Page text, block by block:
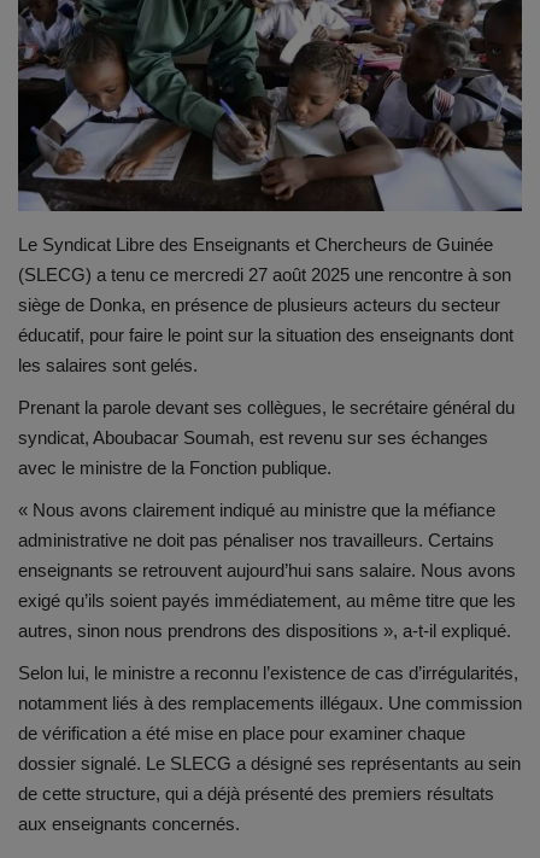
Le Syndicat Libre des Enseignants et Chercheurs de Guinée
(SLECG) a tenu ce mercredi 27 août 2025 une rencontre à son
siège de Donka, en présence de plusieurs acteurs du secteur
éducatif, pour faire le point sur la situation des enseignants dont
les salaires sont gelés.
Prenant la parole devant ses collègues, le secrétaire général du
syndicat, Aboubacar Soumah, est revenu sur ses échanges
avec le ministre de la Fonction publique.
« Nous avons clairement indiqué au ministre que la méfiance
administrative ne doit pas pénaliser nos travailleurs. Certains
enseignants se retrouvent aujourd’hui sans salaire. Nous avons
exigé qu’ils soient payés immédiatement, au même titre que les
autres, sinon nous prendrons des dispositions », a-t-il expliqué.
Selon lui, le ministre a reconnu l’existence de cas d’irrégularités,
notamment liés à des remplacements illégaux. Une commission
de vérification a été mise en place pour examiner chaque
dossier signalé. Le SLECG a désigné ses représentants au sein
de cette structure, qui a déjà présenté des premiers résultats
aux enseignants concernés.